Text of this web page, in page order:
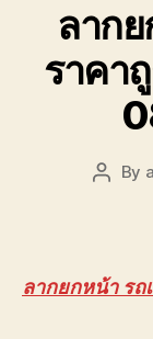
เหลือ
ลาก
ราคา
Post
By
ลากยกหน้า รถ